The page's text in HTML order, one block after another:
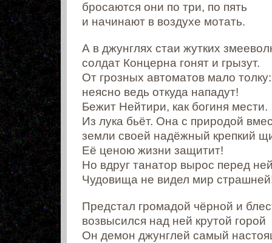
бросаются они по три, по пять
и начинают в воздухе мотать.
А в джунглях стаи жутких
солдат Концерна гонят и грызут.
От грозных автоматов мало толку:
неясно ведь откуда нападут!
Бежит Нейтири, как богиня мести.
Из лука бьёт. Она с природой
земли своей надёжный крепкий
Её ценою жизни защитит!
Но вдруг танатор вырос перед
Чудовища не видел мир
Предстал громадой чёрной и
возвысился над ней крутой горой
Он демон джунглей самый